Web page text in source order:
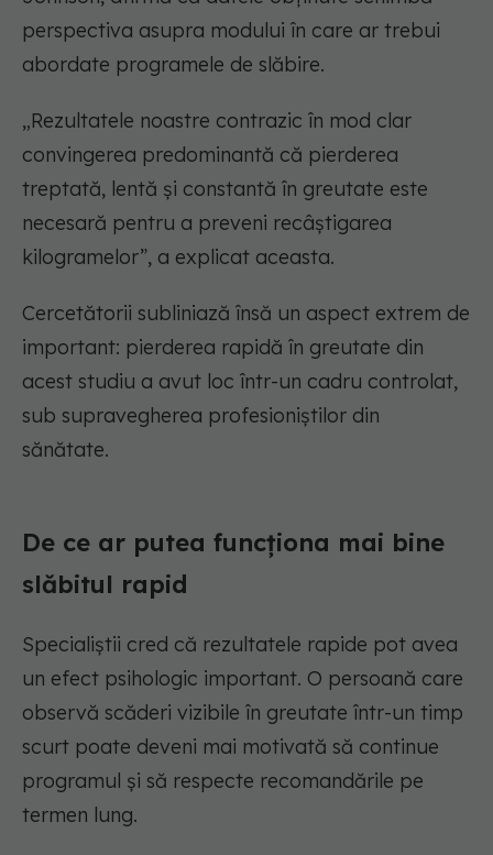
perspectiva asupra modului în care ar trebui
abordate programele de slăbire.
„Rezultatele noastre contrazic în mod clar
convingerea predominantă că pierderea
treptată, lentă și constantă în greutate este
necesară pentru a preveni recâștigarea
kilogramelor”, a explicat aceasta.
Cercetătorii subliniază însă un aspect extrem de
important: pierderea rapidă în greutate din
acest studiu a avut loc într-un cadru controlat,
sub supravegherea profesioniștilor din
sănătate.
De ce ar putea funcționa mai bine
slăbitul rapid
Specialiștii cred că rezultatele rapide pot avea
un efect psihologic important. O persoană care
observă scăderi vizibile în greutate într-un timp
scurt poate deveni mai motivată să continue
programul și să respecte recomandările pe
termen lung.